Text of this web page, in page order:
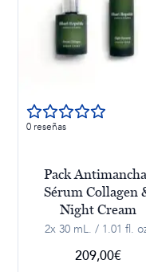
0 reseñas
Pack
Sérum Collagen
Night Cream
2x 30 mL. / 1.01 fl.
209,00€